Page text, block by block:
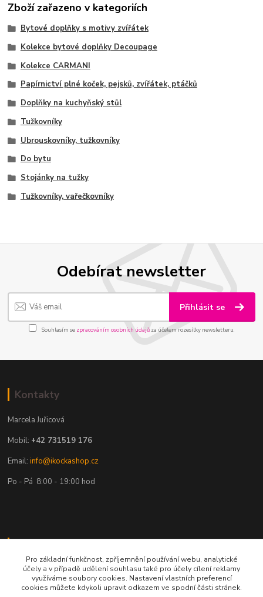
Zboží zařazeno v kategoriích
Bytové doplňky s motivy zvířátek
Kolekce bytové doplňky Decoupage
Kolekce CARMANI
Papírnictví plné koček, pejsků, zvířátek, ptáčků
Doplňky na kuchyňský stůl
Tužkovníky
Ubrouskovníky, tužkovníky
Do bytu
Stojánky na tužky
Tužkovníky, vařečkovníky
Odebírat newsletter
Přihlásit se
Souhlasím se zpracováním osobních údajůza účelem rozesílky newsletteru.
Kontakty
Marcela Juřicová
Mobil: +42 731519 176
Email:info@ikockashop.cz
Po - Pá 8:00 - 19:00 hod
Provozovatel
MAJU Eshop s.r.o.
U Parku 2867/1
Pro základní funkčnost, zpříjemnění používání webu, analytické
účely a v případě udělení souhlasu také pro účely cílení reklamy
využíváme soubory cookies. Nastavení vlastních preferencí
cookies můžete kdykoli upravit odkazem ve spodní části stránek.